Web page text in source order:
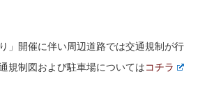
」開催に伴い周辺道路では交通規制が行
規制図および駐車場についてはコチラ